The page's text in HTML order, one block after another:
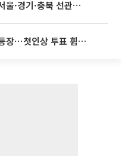
북 선관위 등 추가 압수수색
‘나솔사계’ 국화, 결별 후 재등장⋯첫인상 투표 휩쓸고 ‘인기녀’ 등극